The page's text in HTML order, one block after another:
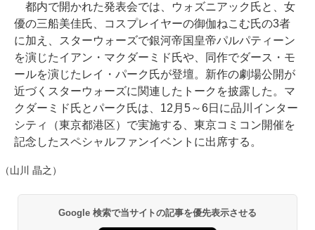
都内で開かれた発表会では、ウォズニアック氏と、女
優の三船美佳氏、コスプレイヤーの御伽ねこむ氏の3者
に加え、スターウォーズで銀河帝国皇帝パルパティーン
を演じたイアン・マクダーミド氏や、同作でダース・モ
ールを演じたレイ・パーク氏が登壇。新作の劇場公開が
近づくスターウォーズに関連したトークを披露した。マ
クダーミド氏とパーク氏は、12月5～6日に品川インター
シティ（東京都港区）で実施する、東京コミコン開催を
記念したスペシャルファンイベントに出席する。
（山川 晶之）
Google 検索で当サイトの記事を優先表示させる